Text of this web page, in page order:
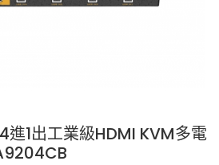
1出工業級HDMI KVM多電